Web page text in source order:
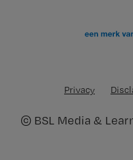
Privacy
© BSL Media &